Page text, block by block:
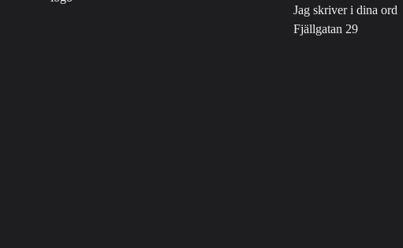
Jag skriver i dina ord
Fjällgatan 29